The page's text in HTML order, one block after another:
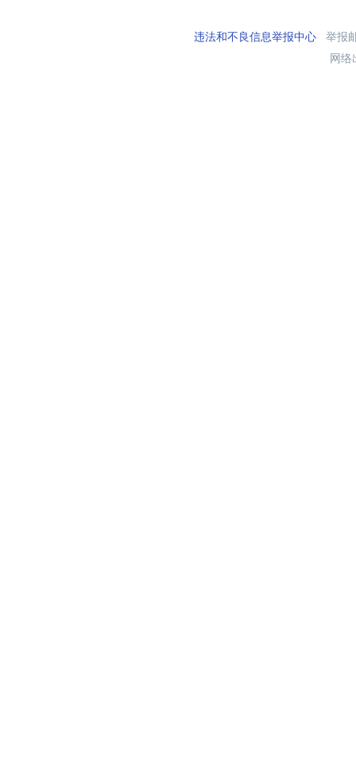
违法和不良信息举报中心举报
网